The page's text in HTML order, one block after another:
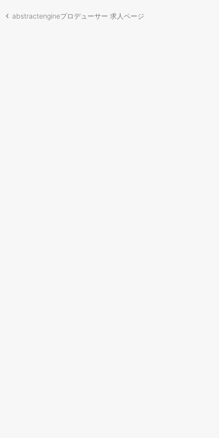
abstractengineプロデューサー 求人ページ